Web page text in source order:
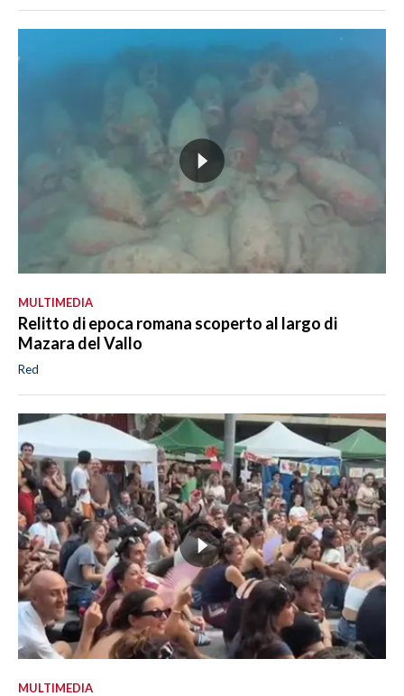
MULTIMEDIA
Relitto di epoca romana scoperto al largo di
Mazara del Vallo
Red
MULTIMEDIA